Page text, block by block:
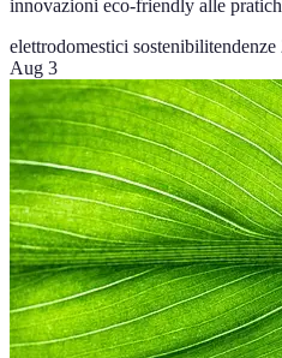
innovazioni eco-friendly alle
elettrodomestici sostenibilitendenze
Aug 3